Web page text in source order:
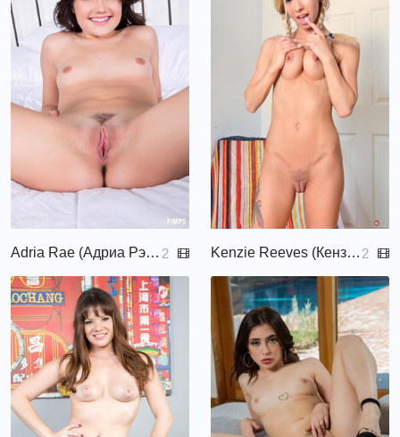
Adria Rae (Адриа Рэй, Aspen Reign) 2 Kenzie Reeves (Кензи Ривз, Ava Cumz, Kenzie, Kenzie Reese) 2